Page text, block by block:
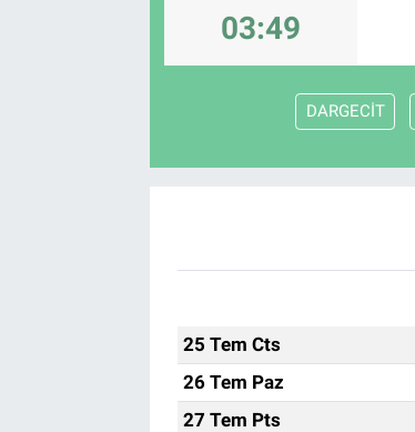
03:49
DARGECİT
25 Tem Cts
26 Tem Paz
27 Tem Pts